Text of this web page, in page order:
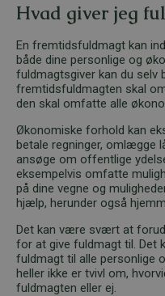
Hvad giver jeg
En fremtidsfuldmagt kan
både dine personlige og
fuldmagtsgiver kan du selv
fremtidsfuldmagten skal
den skal omfatte alle
Økonomiske forhold kan
betale regninger, omlægge
ansøge om offentlige
eksempelvis omfatte
på dine vegne og
hjælp, herunder også
Det kan være svært at
for at give fuldmagt til. Det
fuldmagt til alle personlige
heller ikke er tvivl om,
fuldmagten eller ej.